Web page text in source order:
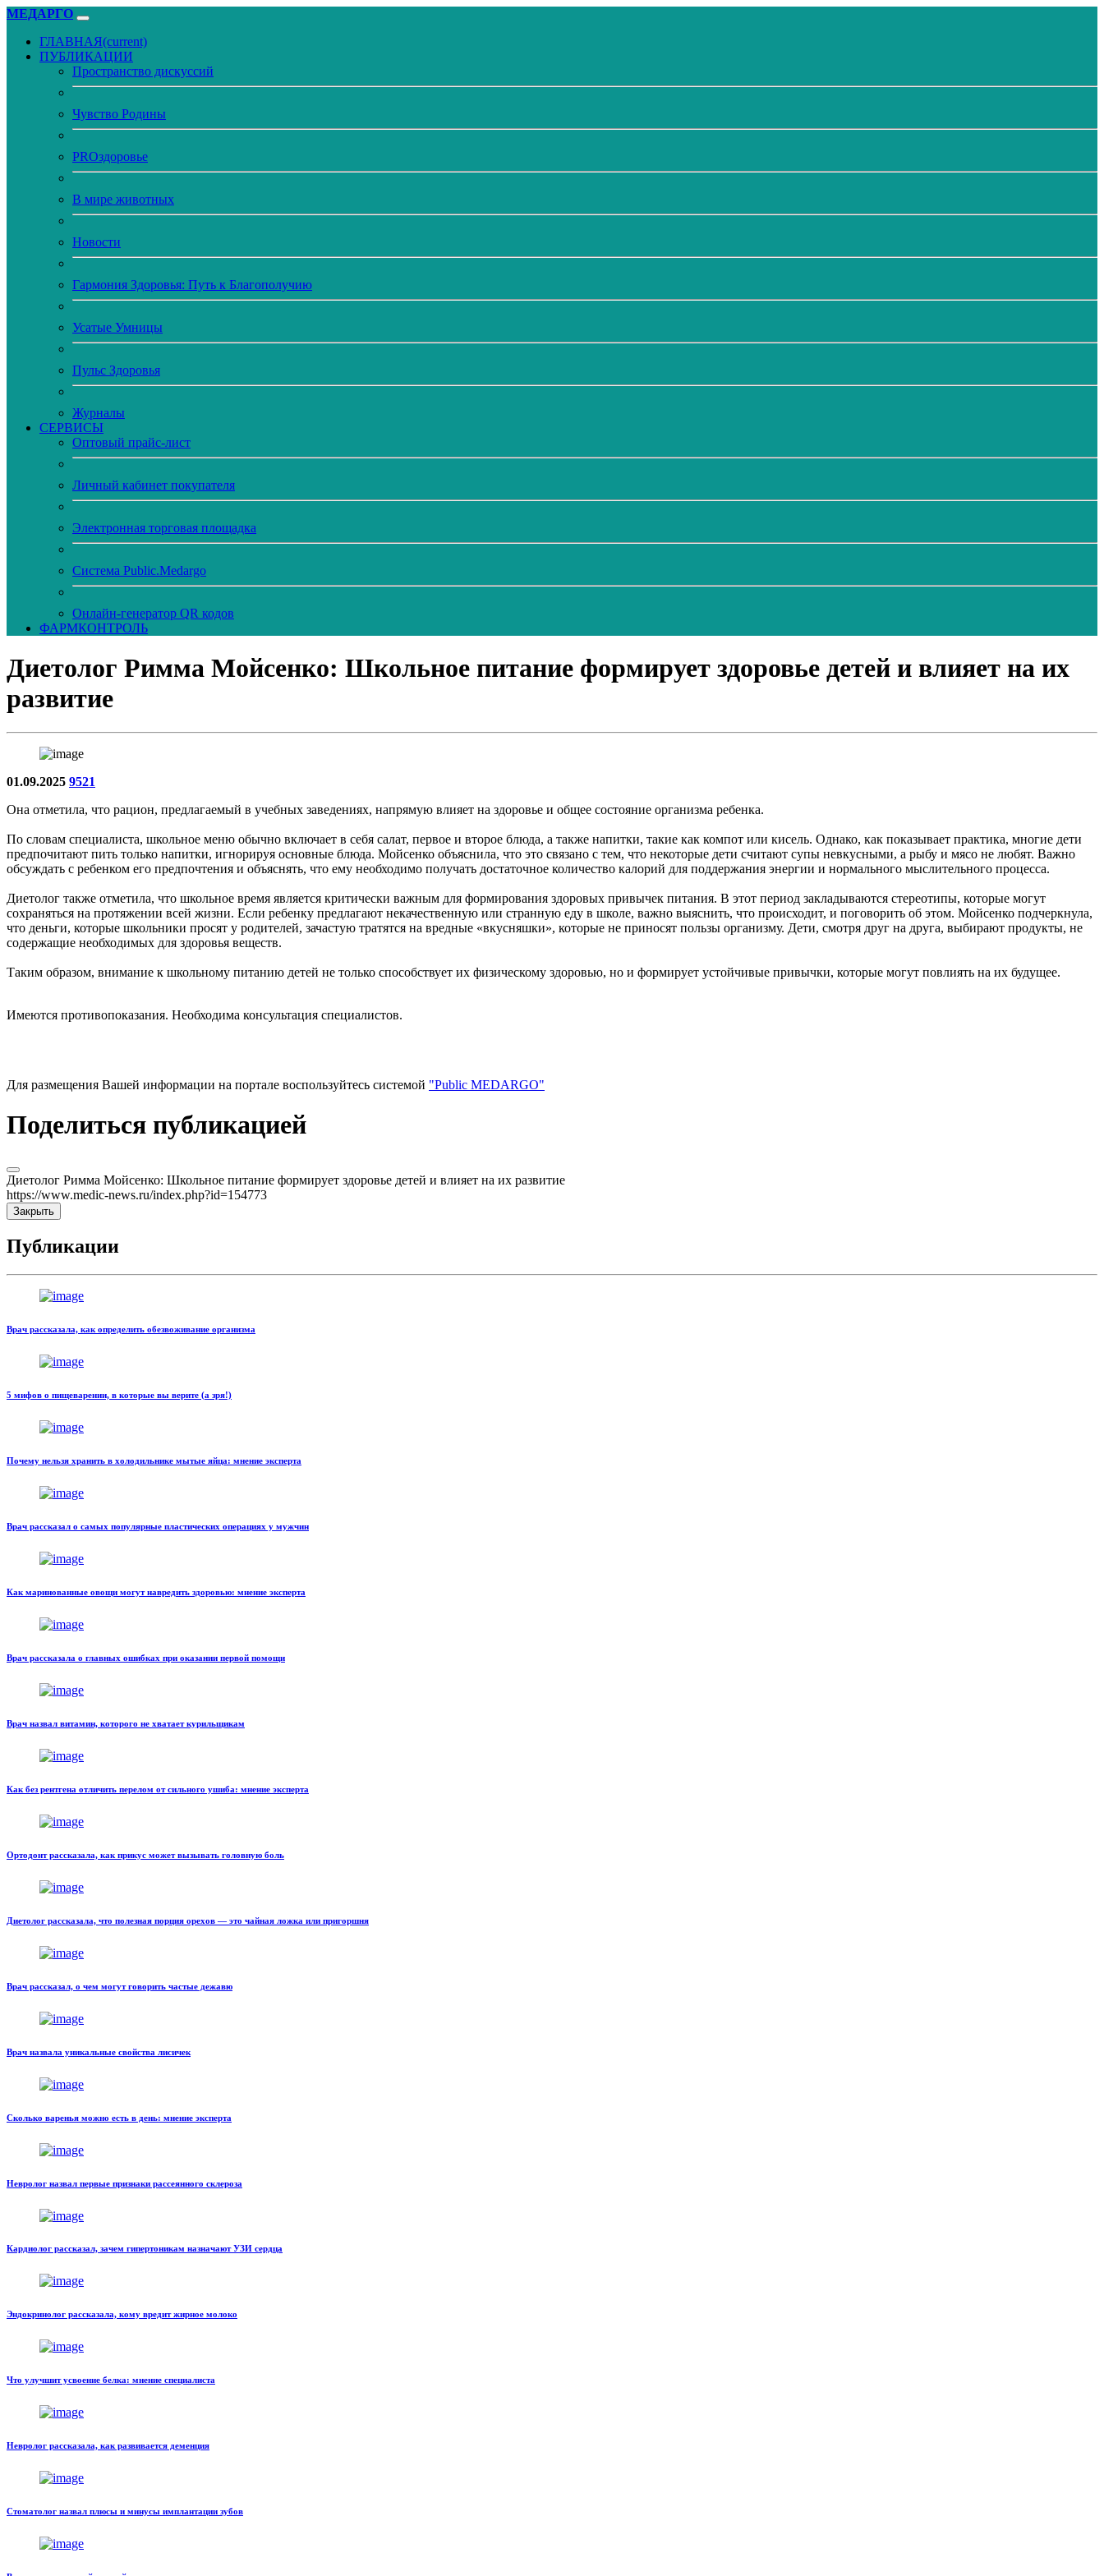
МЕДАРГО
ГЛАВНАЯ(current)
ПУБЛИКАЦИИ
Пространство дискуссий
Чувство Родины
PROздоровье
В мире животных
Новости
Гармония Здоровья: Путь к Благополучию
Усатые Умницы
Пульс Здоровья
Журналы
CЕРВИСЫ
Оптовый прайс-лист
Личный кабинет покупателя
Электронная торговая площадка
Система Public.Medargo
Онлайн-генератор QR кодов
ФАРМКОНТРОЛЬ
Диетолог Римма Мойсенко: Школьное питание формирует здоровье детей и влияет на их
развитие
01.09.2025 9521
Она отметила, что рацион, предлагаемый в учебных заведениях, напрямую влияет на здоровье и общее состояние организма ребенка.
По словам специалиста, школьное меню обычно включает в себя салат, первое и второе блюда, а также напитки, такие как компот или кисель. Однако, как показывает практика, многие дети
предпочитают пить только напитки, игнорируя основные блюда. Мойсенко объяснила, что это связано с тем, что некоторые дети считают супы невкусными, а рыбу и мясо не любят. Важно
обсуждать с ребенком его предпочтения и объяснять, что ему необходимо получать достаточное количество калорий для поддержания энергии и нормального мыслительного процесса.
Диетолог также отметила, что школьное время является критически важным для формирования здоровых привычек питания. В этот период закладываются стереотипы, которые могут
сохраняться на протяжении всей жизни. Если ребенку предлагают некачественную или странную еду в школе, важно выяснить, что происходит, и поговорить об этом. Мойсенко подчеркнула,
что деньги, которые школьники просят у родителей, зачастую тратятся на вредные «вкусняшки», которые не приносят пользы организму. Дети, смотря друг на друга, выбирают продукты, не
содержащие необходимых для здоровья веществ.
Таким образом, внимание к школьному питанию детей не только способствует их физическому здоровью, но и формирует устойчивые привычки, которые могут повлиять на их будущее.
Имеются противопоказания. Необходима консультация специалистов.
Для размещения Вашей информации на портале воспользуйтесь системой "Public MEDARGO"
Поделиться публикацией
Диетолог Римма Мойсенко: Школьное питание формирует здоровье детей и влияет на их развитие
https://www.medic-news.ru/index.php?id=154773
Закрыть
Публикации
Врач рассказала, как определить обезвоживание организма
5 мифов о пищеварении, в которые вы верите (а зря!)
Почему нельзя хранить в холодильнике мытые яйца: мнение эксперта
Врач рассказал о самых популярные пластических операциях у мужчин
Как маринованные овощи могут навредить здоровью: мнение эксперта
Врач рассказала о главных ошибках при оказании первой помощи
Врач назвал витамин, которого не хватает курильщикам
Как без рентгена отличить перелом от сильного ушиба: мнение эксперта
Ортодонт рассказала, как прикус может вызывать головную боль
Диетолог рассказала, что полезная порция орехов — это чайная ложка или пригоршня
Врач рассказал, о чем могут говорить частые дежавю
Врач назвала уникальные свойства лисичек
Сколько варенья можно есть в день: мнение эксперта
Невролог назвал первые признаки рассеянного склероза
Кардиолог рассказал, зачем гипертоникам назначают УЗИ сердца
Эндокринолог рассказала, кому вредит жирное молоко
Что улучшит усвоение белка: мнение специалиста
Невролог рассказала, как развивается деменция
Стоматолог назвал плюсы и минусы имплантации зубов